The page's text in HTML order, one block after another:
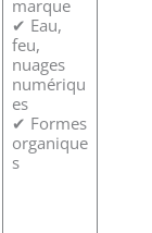
marque
✔ Eau,
feu,
nuages
numériqu
es
✔ Formes
organique
s